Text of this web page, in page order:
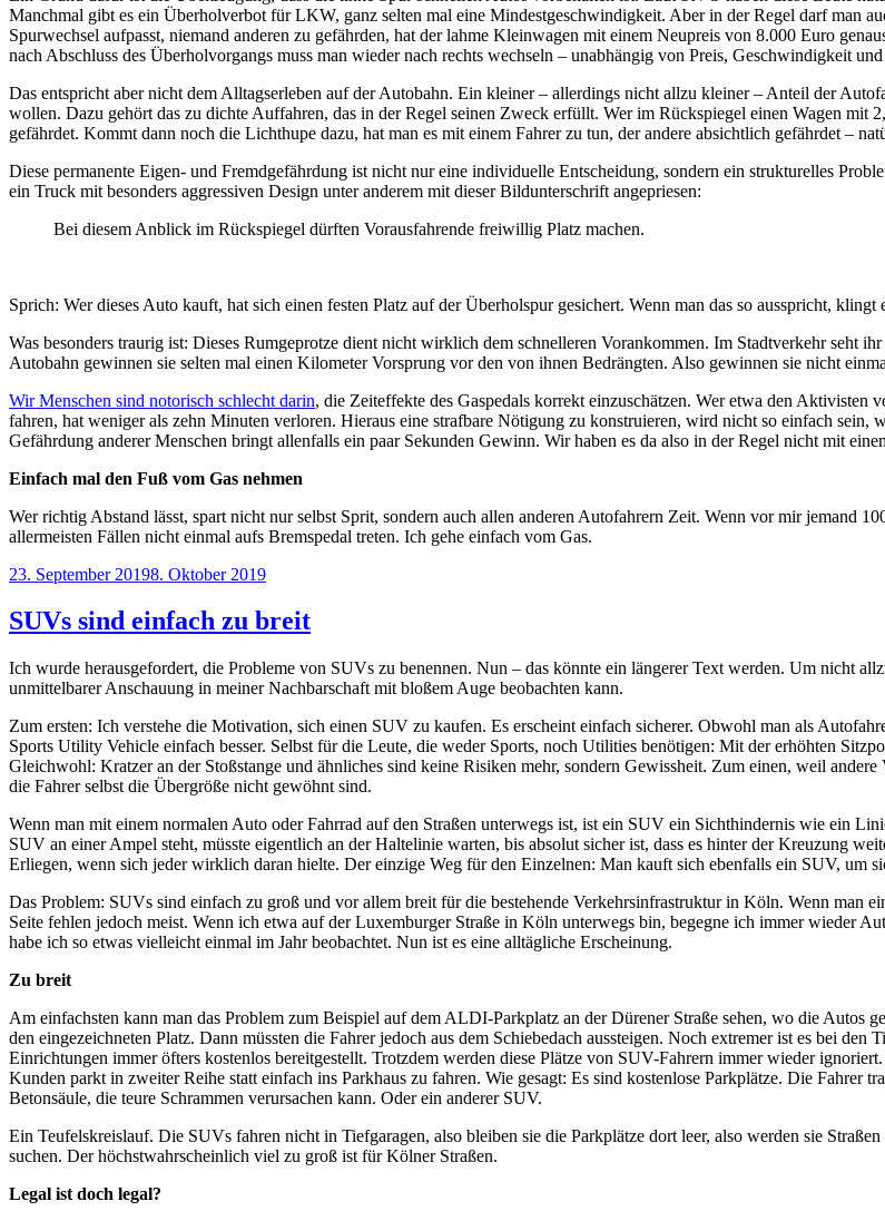
Manchmal gibt es ein Überholverbot für LKW, ganz selten mal eine Mindestgeschwindigkeit. Aber in der Regel darf man
Spurwechsel aufpasst, niemand anderen zu gefährden, hat der lahme Kleinwagen mit einem Neupreis von 8.000 Euro
nach Abschluss des Überholvorgangs muss man wieder nach rechts wechseln – unabhängig von Preis, Geschwindigkeit
Das entspricht aber nicht dem Alltagserleben auf der Autobahn. Ein kleiner – allerdings nicht allzu kleiner – Anteil der
wollen. Dazu gehört das zu dichte Auffahren, das in der Regel seinen Zweck erfüllt. Wer im Rückspiegel einen Wagen
gefährdet. Kommt dann noch die Lichthupe dazu, hat man es mit einem Fahrer zu tun, der andere absichtlich gefährdet –
Diese permanente Eigen- und Fremdgefährdung ist nicht nur eine individuelle Entscheidung, sondern ein strukturelles
ein Truck mit besonders aggressiven Design unter anderem mit dieser Bildunterschrift angepriesen:
Bei diesem Anblick im Rückspiegel dürften Vorausfahrende freiwillig Platz machen.
Sprich: Wer dieses Auto kauft, hat sich einen festen Platz auf der Überholspur gesichert. Wenn man das so ausspricht,
Was besonders traurig ist: Dieses Rumgeprotze dient nicht wirklich dem schnelleren Vorankommen. Im Stadtverkehr seht
Autobahn gewinnen sie selten mal einen Kilometer Vorsprung vor den von ihnen Bedrängten. Also gewinnen sie nicht
Wir Menschen sind notorisch schlecht darin, die Zeiteffekte des Gaspedals korrekt einzuschätzen. Wer etwa den
fahren, hat weniger als zehn Minuten verloren. Hieraus eine strafbare Nötigung zu konstruieren, wird nicht so einfach
Gefährdung anderer Menschen bringt allenfalls ein paar Sekunden Gewinn. Wir haben es da also in der Regel nicht mit
Einfach mal den Fuß vom Gas nehmen
Wer richtig Abstand lässt, spart nicht nur selbst Sprit, sondern auch allen anderen Autofahrern Zeit. Wenn vor mir jemand
allermeisten Fällen nicht einmal aufs Bremspedal treten. Ich gehe einfach vom Gas.
Veröffentlicht
23. September 20198. Oktober 2019
SUVs sind einfach zu breit
Ich wurde herausgefordert, die Probleme von SUVs zu benennen. Nun – das könnte ein längerer Text werden. Um nicht
unmittelbarer Anschauung in meiner Nachbarschaft mit bloßem Auge beobachten kann.
Zum ersten: Ich verstehe die Motivation, sich einen SUV zu kaufen. Es erscheint einfach sicherer. Obwohl man als
Sports Utility Vehicle einfach besser. Selbst für die Leute, die weder Sports, noch Utilities benötigen: Mit der erhöhten
Gleichwohl: Kratzer an der Stoßstange und ähnliches sind keine Risiken mehr, sondern Gewissheit. Zum einen, weil
die Fahrer selbst die Übergröße nicht gewöhnt sind.
Wenn man mit einem normalen Auto oder Fahrrad auf den Straßen unterwegs ist, ist ein SUV ein Sichthindernis wie ein
SUV an einer Ampel steht, müsste eigentlich an der Haltelinie warten, bis absolut sicher ist, dass es hinter der Kreuzung
Erliegen, wenn sich jeder wirklich daran hielte. Der einzige Weg für den Einzelnen: Man kauft sich ebenfalls ein SUV, um
Das Problem: SUVs sind einfach zu groß und vor allem breit für die bestehende Verkehrsinfrastruktur in Köln. Wenn man
Seite fehlen jedoch meist. Wenn ich etwa auf der Luxemburger Straße in Köln unterwegs bin, begegne ich immer wieder
habe ich so etwas vielleicht einmal im Jahr beobachtet. Nun ist es eine alltägliche Erscheinung.
Zu breit
Am einfachsten kann man das Problem zum Beispiel auf dem ALDI-Parkplatz an der Dürener Straße sehen, wo die Autos
den eingezeichneten Platz. Dann müssten die Fahrer jedoch aus dem Schiebedach aussteigen. Noch extremer ist es bei
Einrichtungen immer öfters kostenlos bereitgestellt. Trotzdem werden diese Plätze von SUV-Fahrern immer wieder
Kunden parkt in zweiter Reihe statt einfach ins Parkhaus zu fahren. Wie gesagt: Es sind kostenlose Parkplätze. Die Fahrer
Betonsäule, die teure Schrammen verursachen kann. Oder ein anderer SUV.
Ein Teufelskreislauf. Die SUVs fahren nicht in Tiefgaragen, also bleiben sie die Parkplätze dort leer, also werden sie
suchen. Der höchstwahrscheinlich viel zu groß ist für Kölner Straßen.
Legal ist doch legal?